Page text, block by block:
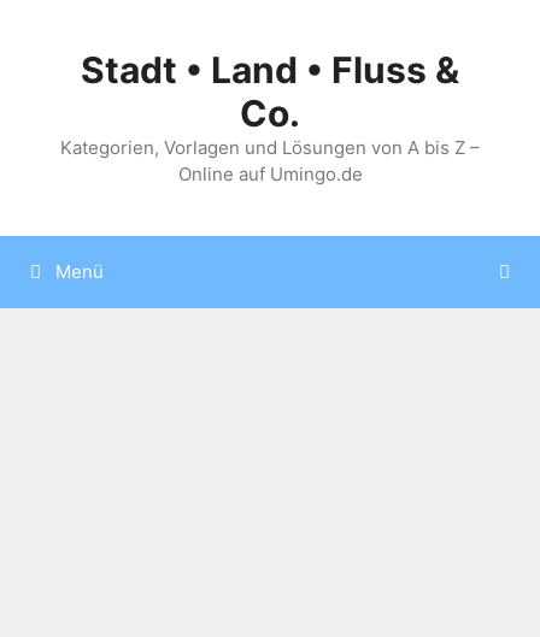
springenStadt • Land • Fluss &
Co.
Kategorien, Vorlagen und Lösungen von A bis Z –
Online auf Umingo.de
Menü